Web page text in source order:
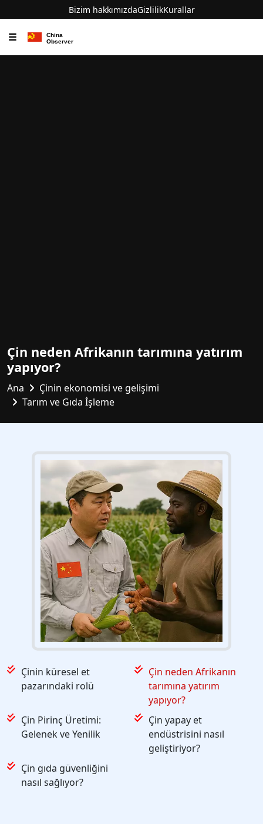
Bizim hakkımızdaGizlilikKurallar
☰
Çin neden Afrikanın tarımına yatırım
yapıyor?
Ana
Çinin ekonomisi ve gelişimi
Tarım ve Gıda İşleme
Çinin küresel et
pazarındaki rolü
Çin neden Afrikanın
tarımına yatırım
yapıyor?
Çin Pirinç Üretimi:
Gelenek ve Yenilik
Çin yapay et
endüstrisini nasıl
geliştiriyor?
Çin gıda güvenliğini
nasıl sağlıyor?